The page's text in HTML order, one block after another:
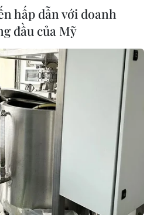
hấp dẫn với doanh
đầu của Mỹ